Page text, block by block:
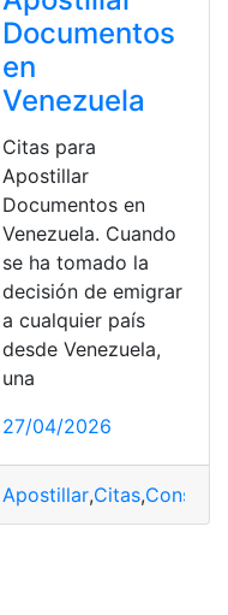
Documentos
en
Venezuela
Citas para
Apostillar
Documentos en
Venezuela. Cuando
se ha tomado la
decisión de emigrar
a cualquier país
desde Venezuela,
una
27/04/2026
Apostillar,Citas,